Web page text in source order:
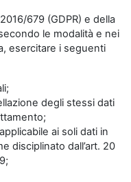
679 (GDPR) e della
le modalità e nei
esercitare i seguenti
degli stessi dati
ai soli dati in
disciplinato dall’art. 20